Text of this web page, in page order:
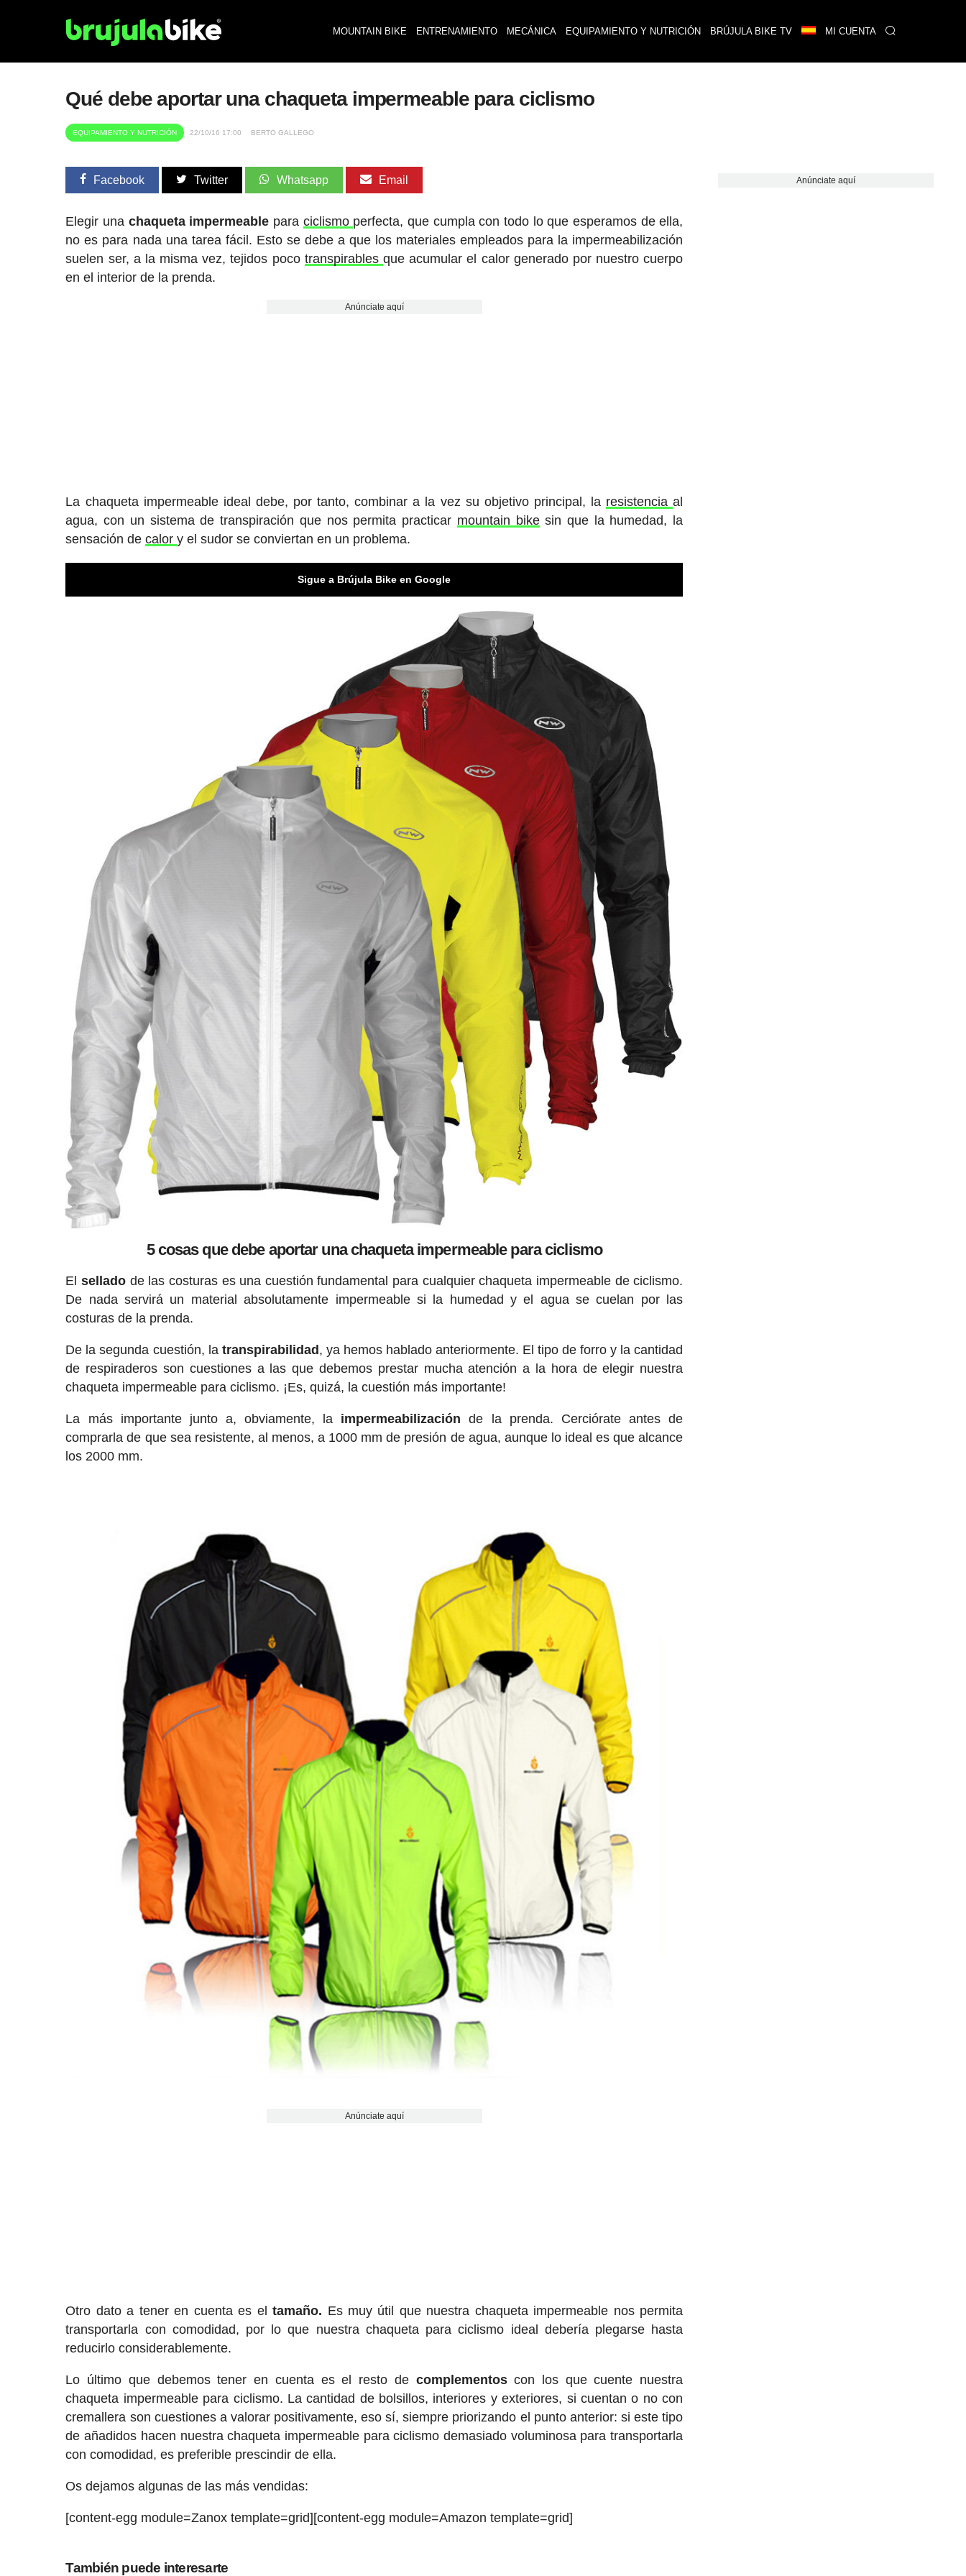
MOUNTAIN BIKE ENTRENAMIENTO MECÁNICA EQUIPAMIENTO Y NUTRICIÓN BRÚJULA BIKE TV MI CUENTA
Qué debe aportar una chaqueta impermeable para ciclismo
EQUIPAMIENTO Y NUTRICIÓN 22/10/16 17:00 BERTO GALLEGO
Facebook Twitter Whatsapp Email
Elegir una chaqueta impermeable para ciclismo perfecta, que cumpla con todo lo que esperamos de ella,
no es para nada una tarea fácil. Esto se debe a que los materiales empleados para la impermeabilización
suelen ser, a la misma vez, tejidos poco transpirables que acumular el calor generado por nuestro cuerpo
en el interior de la prenda.
Anúnciate aquí
La chaqueta impermeable ideal debe, por tanto, combinar a la vez su objetivo principal, la resistenciaal
agua, con un sistema de transpiración que nos permita practicar mountain bikesin que la humedad, la
sensación decalory el sudor se conviertan en un problema.
Sigue a Brújula Bike en Google
5 cosas que debe aportar una chaqueta impermeable para ciclismo
Elsellado de las costuras es una cuestión fundamental para cualquier chaqueta impermeable de ciclismo.
De nada servirá un material absolutamente impermeable si la humedad y el agua se cuelan por las
costuras de la prenda.
De la segunda cuestión, la transpirabilidad , ya hemos hablado anteriormente. El tipo de forro y la cantidad
de respiraderos son cuestiones a las que debemos prestar mucha atención a la hora de elegir nuestra
chaqueta impermeable para ciclismo. ¡Es, quizá, la cuestión más importante!
La más importante junto a, obviamente, la impermeabilización de la prenda. Cerciórate antes de
comprarla de que sea resistente, al menos, a 1000 mm de presión de agua, aunque lo ideal es que alcance
los 2000 mm.
Anúnciate aquí
Otro dato a tener en cuenta es eltamaño. Es muy útil que nuestra chaqueta impermeable nos permita
transportarla con comodidad, por lo que nuestra chaqueta para ciclismo ideal debería plegarse hasta
reducirlo considerablemente.
Lo último que debemos tener en cuenta es el resto de complementoscon los que cuente nuestra
chaqueta impermeable para ciclismo. La cantidad de bolsillos, interiores y exteriores, si cuentan o no con
cremallera son cuestiones a valorar positivamente, eso sí, siempre priorizando el punto anterior: si este tipo
de añadidos hacen nuestra chaqueta impermeable para ciclismo demasiado voluminosa para transportarla
con comodidad, es preferible prescindir de ella.
Os dejamos algunas de las más vendidas:
[content-egg module=Zanox template=grid][content-egg module=Amazon template=grid]
También puede interesarte
Anúnciate aquí